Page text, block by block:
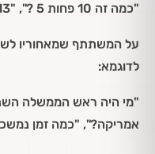
"כמה זה 10 פחות 5 ?", "13 ועוד 9?", "93 לחלק ל3?" וכו' וכו'.
על המשתתף שמאחוריו
לדוגמא:
"מי היה ראש הממשלה
אמריקה?", "כמה זמן